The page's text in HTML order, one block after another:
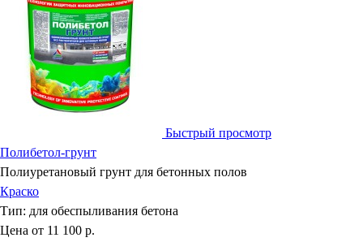
Быстрый просмотр
Полибетол-грунт
Полиуретановый грунт для бетонных полов
Краско
Тип: для обеспыливания бетона
Цена от 11 100 р.